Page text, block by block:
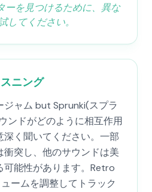
ーを見つけるために、異な
してください。
ニング
ジャム but Sprunki(スプラ
ンドがどのように相互作用
深く聞いてください。一部
衝突し、他のサウンドは美
可能性があります。Retro
ームを調整してトラック